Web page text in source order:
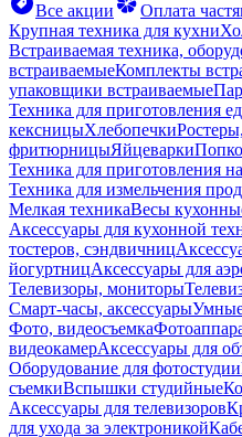
Все акции
Оплата
Крупная техника для кухни
Встраиваемая техника,
встраиваемыеКомплекты
упаковщики встраиваемые
Техника для приготовления
кексницыХлебопечки
фритюрницыЯйцеварки
Техника для приготовления
Техника для измельчения
Мелкая техникаВесы
Аксессуары для кухонной
тостеров, сэндвичниц
йогуртницАксессуары для
Телевизоры, мониторы
Смарт-часы, аксессуары
Фото, видеосъемка
видеокамерАксессуары для
Оборудование для фотостудии
съемкиВспышки студийные
Аксессуары для телевизоров
для ухода за электроникой